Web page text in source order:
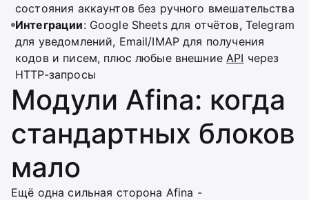
состояния аккаунтов без ручного вмешательства
Интеграции: Google Sheets для отчётов, Telegram
для уведомлений, Email/IMAP для получения
кодов и писем, плюс любые внешние API через
HTTP-запросы
Модули Afina: когда
стандартных блоков
мало
Ещё одна сильная сторона Afina -